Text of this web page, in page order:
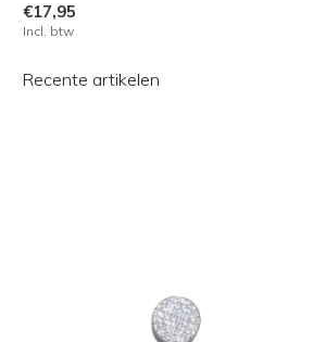
€17,95
Incl. btw
Recente artikelen